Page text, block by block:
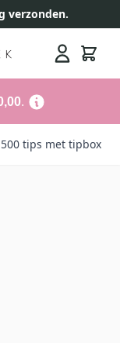
verzonden.
.
tips met tipbox